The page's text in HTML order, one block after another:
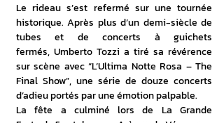
Le rideau s’est refermé sur une tournée
historique. Après plus d’un demi-siècle de
tubes et de concerts à guichets
fermés, Umberto Tozzi a tiré sa révérence
sur scène avec “L’Ultima Notte Rosa – The
Final Show”, une série de douze concerts
d’adieu portés par une émotion palpable.
La fête a culminé lors de La Grande